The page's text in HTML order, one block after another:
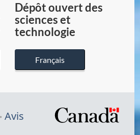
du
Canada
Dépôt ouvert des
sciences et
technologie
Français
Avis
/